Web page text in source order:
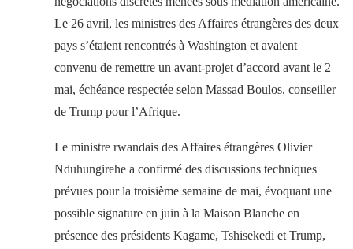
Le 26 avril, les ministres des Affaires étrangères des deux
pays s’étaient rencontrés à Washington et avaient
convenu de remettre un avant-projet d’accord avant le 2
mai, échéance respectée selon Massad Boulos, conseiller
de Trump pour l’Afrique.
Le ministre rwandais des Affaires étrangères Olivier
Nduhungirehe a confirmé des discussions techniques
prévues pour la troisième semaine de mai, évoquant une
possible signature en juin à la Maison Blanche en
présence des présidents Kagame, Tshisekedi et Trump,